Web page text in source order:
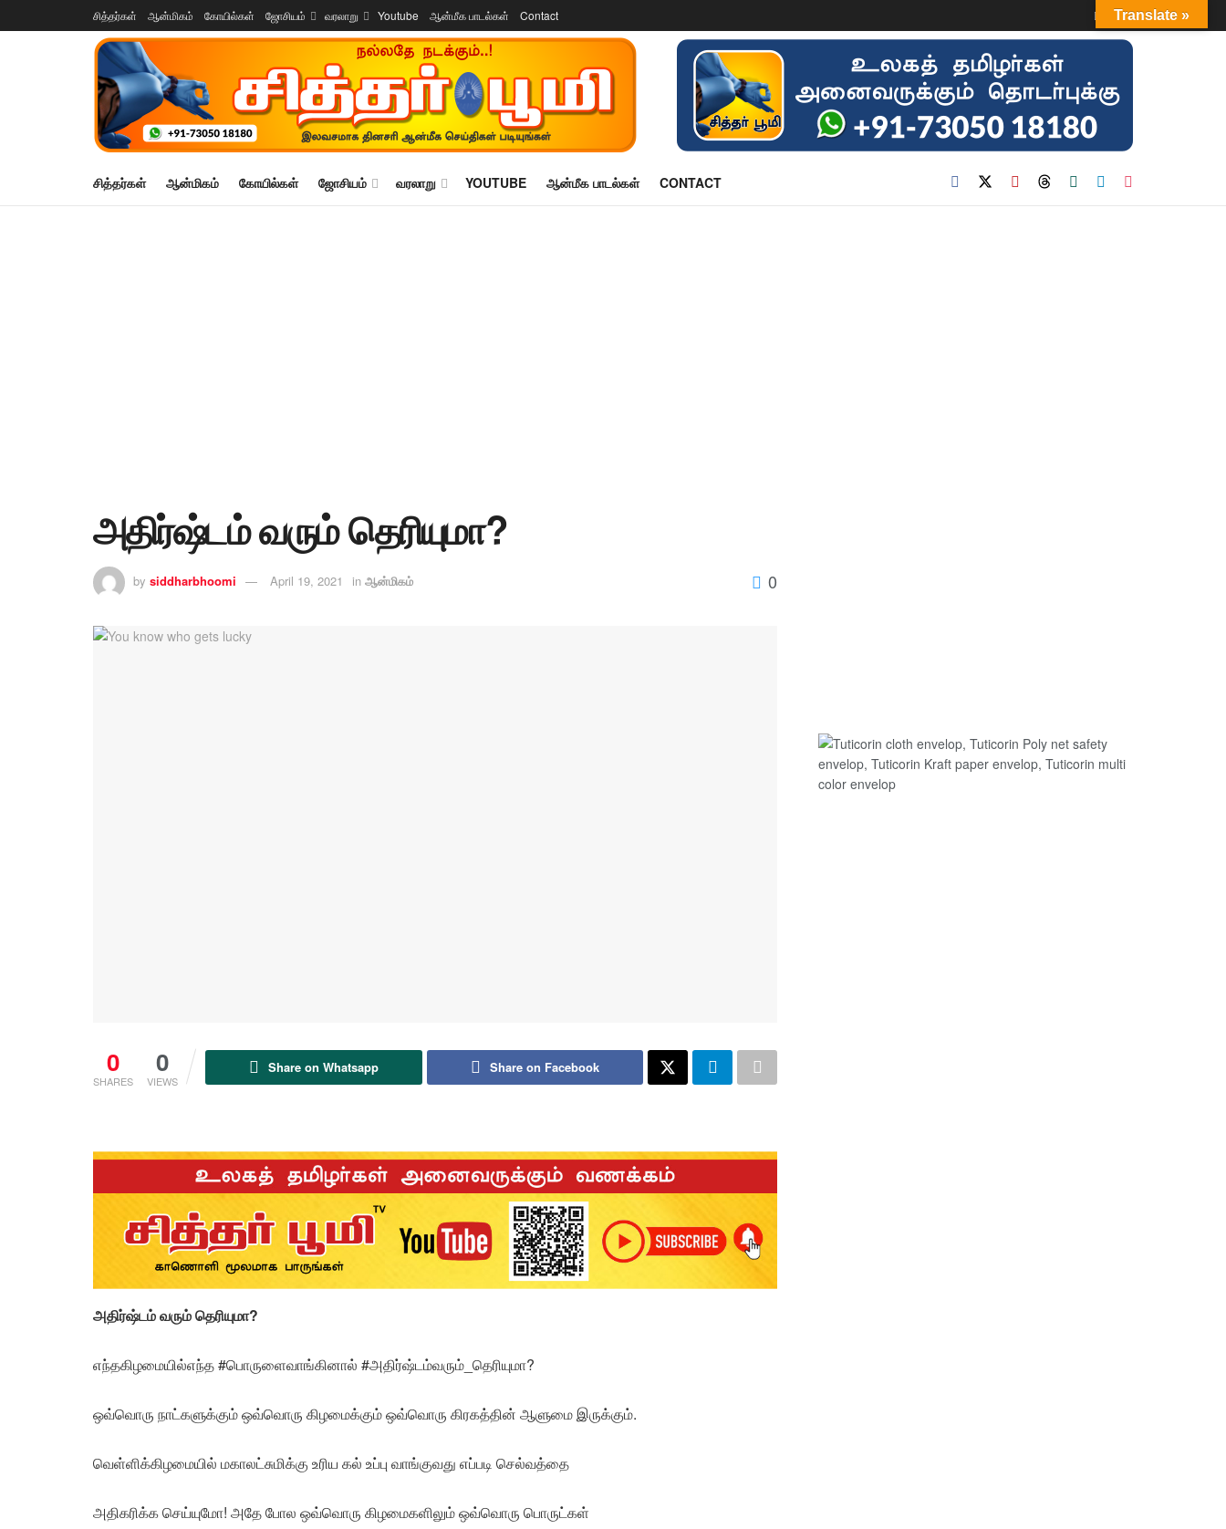
சித்தர்கள் ஆன்மிகம் கோயில்கள் ஜோசியம் வரலாறு Youtube ஆன்மீக பாடல்கள் Contact Login
சித்தர்கள் ஆன்மிகம் கோயில்கள் ஜோசியம் வரலாறு YOUTUBE ஆன்மீக பாடல்கள் CONTACT
அதிர்ஷ்டம் வரும் தெரியுமா?
by siddharbhoomi April 19, 2021 in ஆன்மிகம் 0
0
SHARES
0
VIEWS
Share on Whatsapp Share on Facebook
அதிர்ஷ்டம் வரும் தெரியுமா?
எந்தகிழமையில்எந்த #பொருளைவாங்கினால் #அதிர்ஷ்டம்வரும்_தெரியுமா?
ஒவ்வொரு நாட்களுக்கும் ஒவ்வொரு கிழமைக்கும் ஒவ்வொரு கிரகத்தின் ஆளுமை இருக்கும்.
வெள்ளிக்கிழமையில் மகாலட்சுமிக்கு உரிய கல் உப்பு வாங்குவது எப்படி செல்வத்தை
அதிகரிக்க செய்யுமோ! அதே போல ஒவ்வொரு கிழமைகளிலும் ஒவ்வொரு பொருட்கள்
Translate »